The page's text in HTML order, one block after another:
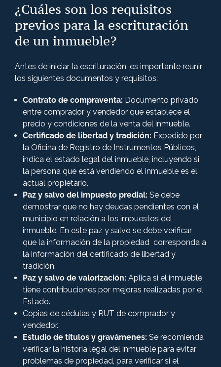
¿Cuáles son los requisitos
previos para la escrituración
de un inmueble?
Antes de iniciar la escrituración, es importante reunir
los siguientes documentos y requisitos:
Contrato de compraventa: Documento privado
entre comprador y vendedor que establece el
precio y condiciones de la venta del inmueble.
Certificado de libertad y tradición: Expedido por
la Oficina de Registro de Instrumentos Públicos,
indica el estado legal del inmueble, incluyendo si
la persona que está vendiendo el inmueble es el
actual propietario.
Paz y salvo del impuesto predial: Se debe
demostrar que no hay deudas pendientes con el
municipio en relación a los impuestos del
inmueble. En este paz y salvo se debe verificar
que la información de la propiedad corresponda a
la información del certificado de libertad y
tradición.
Paz y salvo de valorización: Aplica si el inmueble
tiene contribuciones por mejoras realizadas por el
Estado.
Copias de cédulas y RUT de comprador y
vendedor.
Estudio de títulos y gravámenes: Se recomienda
verificar la historia legal del inmueble para evitar
problemas de propiedad, para verificar si el